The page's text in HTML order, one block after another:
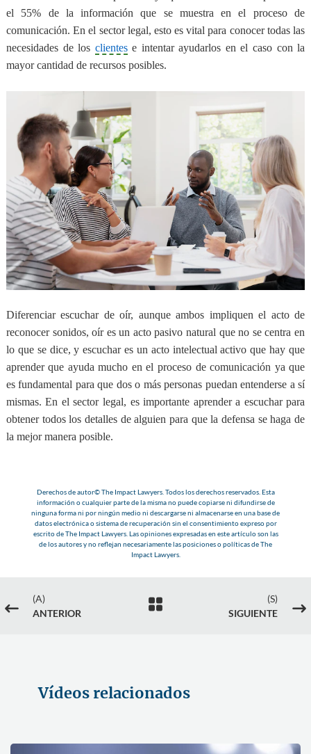
el 55% de la información que se muestra en el proceso de
comunicación. En el sector legal, esto es vital para conocer todas las
necesidades de los clientese intentar ayudarlos en el caso con la
mayor cantidad de recursos posibles.
Diferenciar escuchar de oír, aunque ambos impliquen el acto de
reconocer sonidos, oír es un acto pasivo natural que no se centra en
lo que se dice, y escuchar es un acto intelectual activo que hay que
aprender que ayuda mucho en el proceso de comunicación ya que
es fundamental para que dos o más personas puedan entenderse a sí
mismas. En el sector legal, es importante aprender a escuchar para
obtener todos los detalles de alguien para que la defensa se haga de
la mejor manera posible.
Derechos de autor© The Impact Lawyers. Todos los derechos reservados. Esta
información o cualquier parte de la misma no puede copiarse ni difundirse de
ninguna forma ni por ningún medio ni descargarse ni almacenarse en una base de
datos electrónica o sistema de recuperación sin el consentimiento expreso por
escrito de The Impact Lawyers. Las opiniones expresadas en este artículo son las
de los autores y no reflejan necesariamente las posiciones o políticas de The
Impact Lawyers.
#
(A)
ANTERIOR

(S)
SIGUIENTE
$
Vídeos relacionados